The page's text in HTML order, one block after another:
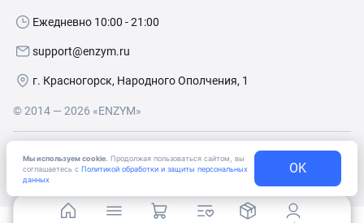
Мы используем cookie. Продолжая пользоваться сайтом, вы
соглашаетесь с Политикой обработки и защиты персональных
данных
OK
Условия доставки
Ежедневно 10:00 - 21:00
support@enzym.ru
г. Красногорск, Народного Ополчения, 1
© 2014 — 2026 «ENZYM»
на получение рекламно-информационных
материалов